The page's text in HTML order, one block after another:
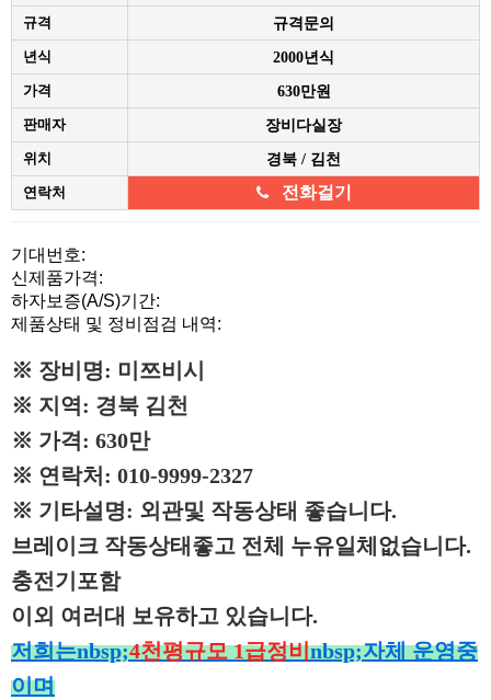
규격 규격문의
년식 2000년식
가격 630만원
판매자 장비다실장
위치 경북 / 김천
연락처 전화걸기
본문
기대번호:
신제품가격:
하자보증(A/S)기간:
제품상태 및 정비점검 내역:
※ 장비명: 미쯔비시
※ 지역: 경북 김천
※ 가격: 630만
※ 연락처: 010-9999-2327
※ 기타설명: 외관및 작동상태 좋습니다.
브레이크 작동상태좋고 전체 누유일체없습니다.
충전기포함
이외 여러대 보유하고 있습니다.
저희는nbsp;4천평규모 1급정비nbsp;자체 운영중
이며